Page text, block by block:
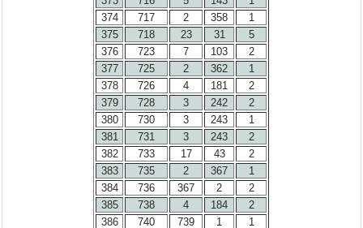
374
717 2 358
1
375
718 23 31
5
376
723 7 103
2
377
725 2 362
1
378
726 4 181
2
379
728 3 242
2
380
730 3 243
1
381
731 3 243
2
382
733 17 43
2
383
735 2 367
1
384
736 367 2
2
385
738 4 184
2
386
740 739 1
1